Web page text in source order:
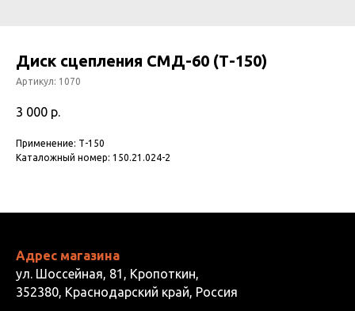
Диск сцепления СМД-60 (Т-150)
Артикул: 1070
3 000 р.
Применение: Т-150
Каталожный номер: 150.21.024-2
Адрес магазина
ул. Шоссейная, 81, Кропоткин,
352380, Краснодарский край, Россия